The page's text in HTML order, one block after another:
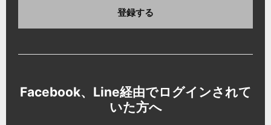
登録する
Facebook、Line経由でログインされて
いた方へ